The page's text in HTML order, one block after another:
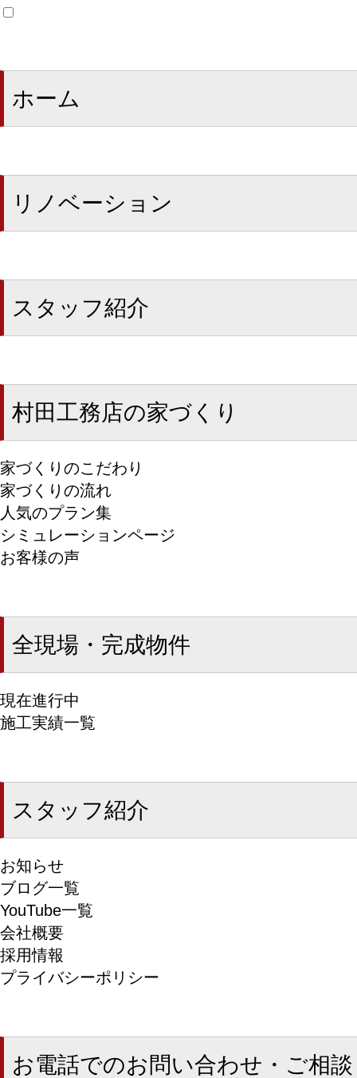
ホーム
リノベーション
スタッフ紹介
村田工務店の家づくり
家づくりのこだわり
家づくりの流れ
人気のプラン集
シミュレーションページ
お客様の声
全現場・完成物件
現在進行中
施工実績一覧
スタッフ紹介
お知らせ
ブログ一覧
YouTube一覧
会社概要
採用情報
プライバシーポリシー
お電話でのお問い合わせ・ご相談